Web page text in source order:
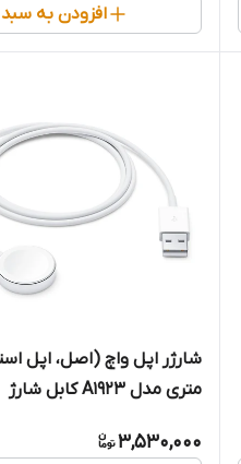
افزودن به سبد
متری مدل A1923 کابل شارژ
3,530,000